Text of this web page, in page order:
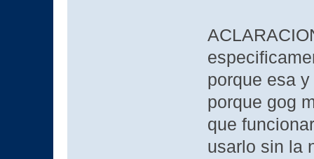
porque esa
porque gog
que
usarlo sin la